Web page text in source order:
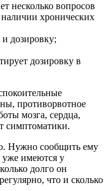
несколько вопросов
хронических
дозировку;
дозировку в
противорвотное
мозга, сердца,
симптоматики.
Нужно сообщить ему
уже имеются у
долго он
что и сколько